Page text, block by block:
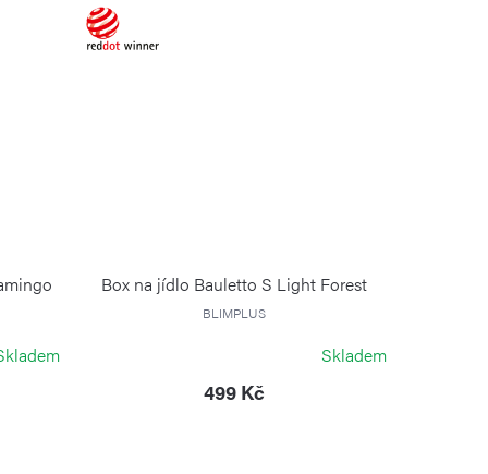
Box na jídlo Bauletto S Light Forest
BLIMPLUS
Skladem
499 Kč